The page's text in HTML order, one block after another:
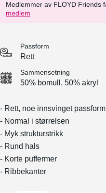
Medlemmer av FLOYD Friends
medlem
Passform
Rett
Sammensetning
50% bomull, 50% akryl
- Rett, noe innsvinget passform
- Normal i størrelsen
- Myk strukturstrikk
- Rund hals
- Korte puffermer
- Ribbekanter